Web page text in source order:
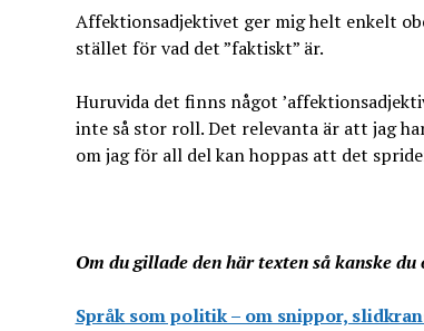
Affektionsadjektivet ger mig helt enkelt
stället för vad det ”faktiskt” är.
Huruvida det finns något
inte så stor roll. Det relevanta är att jag
om jag för all del kan hoppas att det
Om du gillade den här texten så kanske
Språk som politik – om snippor,